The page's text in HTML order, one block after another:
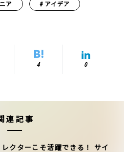
ア アイデア
4 0
連記事
クターこそ活躍できる！ サイ